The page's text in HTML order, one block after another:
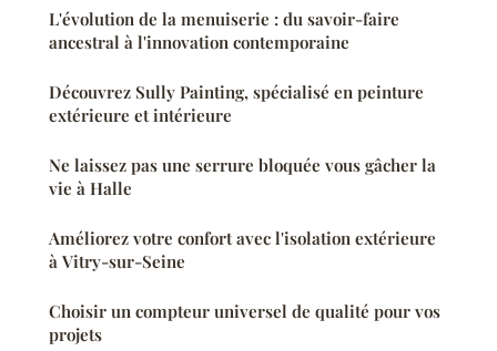
L'évolution de la menuiserie : du savoir-faire
ancestral à l'innovation contemporaine
Découvrez Sully Painting, spécialisé en peinture
extérieure et intérieure
Ne laissez pas une serrure bloquée vous gâcher la
vie à Halle
Améliorez votre confort avec l'isolation extérieure
à Vitry-sur-Seine
Choisir un compteur universel de qualité pour vos
projets